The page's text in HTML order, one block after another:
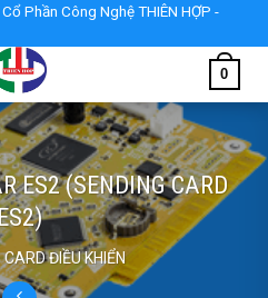
Phần Công Nghệ THIÊN HỢP -
0
ES2 (SENDING CARD
CARD ĐIỀU KHIỂN